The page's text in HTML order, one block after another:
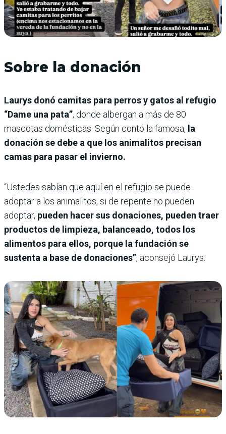
Sobre la donación
Laurys donó camitas para perros y gatos al refugio
“Dame una pata”, donde albergan a más de 80
mascotas domésticas. Según contó la famosa, la
donación se debe a que los animalitos precisan
camas para pasar el invierno.
“Ustedes sabían que aquí en el refugio se puede
adoptar a los animalitos, si de repente no pueden
adoptar, pueden hacer sus donaciones, pueden traer
productos de limpieza, balanceado, todos los
alimentos para ellos, porque la fundación se
sustenta a base de donaciones”, aconsejó Laurys.